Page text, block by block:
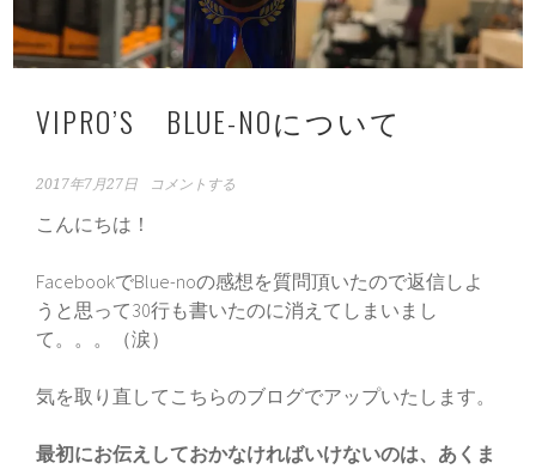
VIPRO’S BLUE-NOについて
2017年7月27日 コメントする
こんにちは！
FacebookでBlue-noの感想を質問頂いたので返信しよ
うと思って30行も書いたのに消えてしまいまし
て。。。（涙）
気を取り直してこちらのブログでアップいたします。
最初にお伝えしておかなければいけないのは、あくま